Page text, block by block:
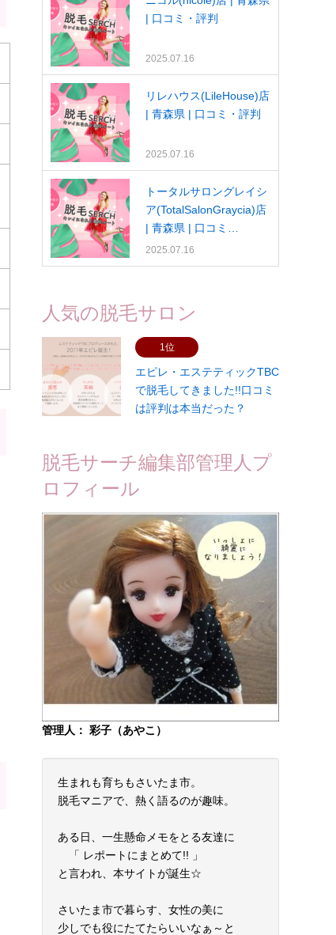
| 口コミ・評判
2025.07.16
リレハウス(LileHouse)店
| 青森県 | 口コミ・評判
2025.07.16
トータルサロングレイシ
ア(TotalSalonGraycia)店
| 青森県 | 口コミ…
2025.07.16
人気の脱毛サロン
1位
エピレ・エステティックTBC
で脱毛してきました!!口コミ
は評判は本当だった？
脱毛サーチ編集部管理人プ
ロフィール
管理人： 彩子（あやこ）
生まれも育ちもさいたま市。
脱毛マニアで、熱く語るのが趣味。
ある日、一生懸命メモをとる友達に
「 レポートにまとめて!! 」
と言われ、本サイトが誕生☆
さいたま市で暮らす、女性の美に
少しでも役にたてたらいいなぁ～と